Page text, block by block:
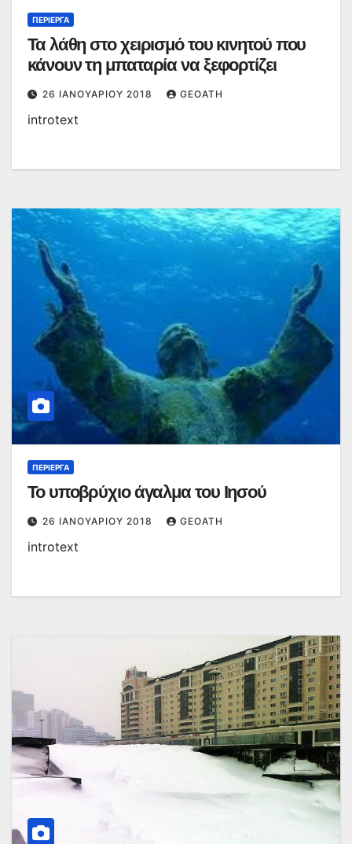
ΠΕΡΊΕΡΓΑ
Τα λάθη στο χειρισμό του κινητού που
κάνουν τη μπαταρία να ξεφορτίζει
26 ΙΑΝΟΥΑΡΊΟΥ 2018 GEOATH
introtext
ΠΕΡΊΕΡΓΑ
Το υποβρύχιο άγαλμα του Ιησού
26 ΙΑΝΟΥΑΡΊΟΥ 2018 GEOATH
introtext